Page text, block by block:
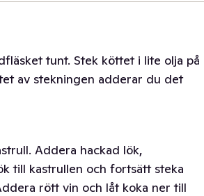
tunt. Stek köttet i lite olja på
av stekningen adderar du det
Addera hackad lök,
till kastrullen och fortsätt steka
rött vin och låt koka ner till